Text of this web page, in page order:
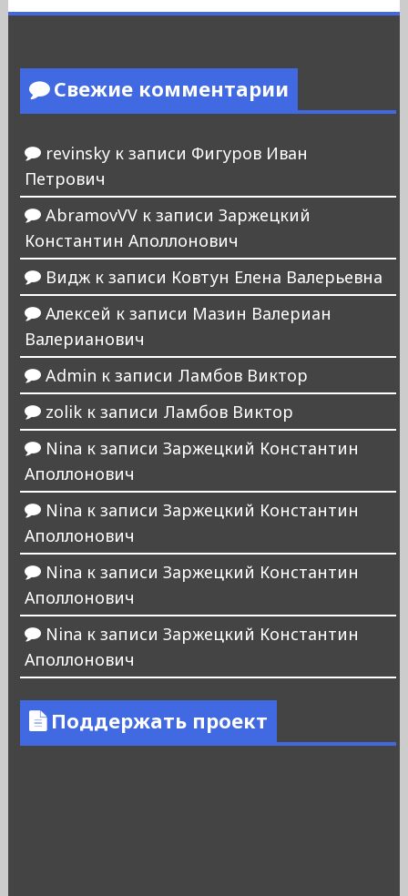
Свежие комментарии
revinskyк записи Фигуров Иван
Петрович
AbramovVVк записи Заржецкий
Константин Аполлонович
Виджк записи Ковтун Елена Валерьевна
Алексей к записи Мазин Валериан
Валерианович
Admin к записи Ламбов Виктор
zolikк записи Ламбов Виктор
Nina к записи Заржецкий Константин
Аполлонович
Nina к записи Заржецкий Константин
Аполлонович
Nina к записи Заржецкий Константин
Аполлонович
Nina к записи Заржецкий Константин
Аполлонович
Поддержать проект